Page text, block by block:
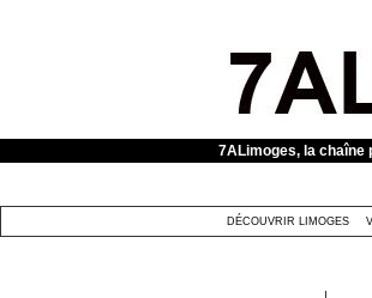
7ALimoges, la chaîne
DÉCOUVRIR LIMOGES